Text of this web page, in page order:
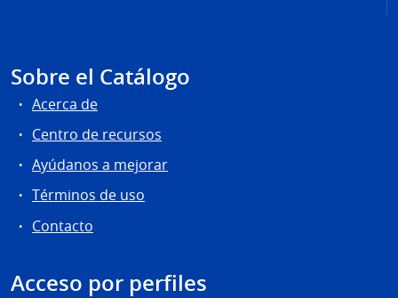
Sobre el Catálogo
Acerca de
Centro de recursos
Ayúdanos a mejorar
Términos de uso
Contacto
Acceso por perfiles